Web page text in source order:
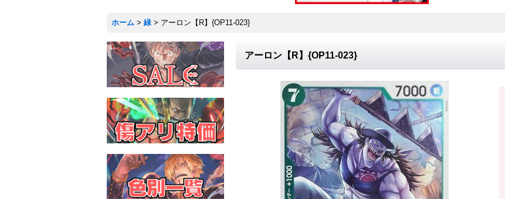
ホーム > 緑 > アーロン【R】{OP11-023}
アーロン【R】{OP11-023}